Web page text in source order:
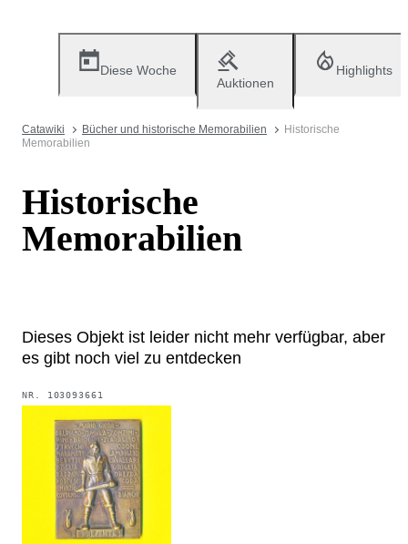
Diese Woche
Auktionen
Highlights
Catawiki Bücher und historische Memorabilien
Historische
Memorabilien
Historische
Memorabilien
Dieses Objekt ist leider nicht mehr verfügbar, aber
es gibt noch viel zu entdecken
NR. 103093661